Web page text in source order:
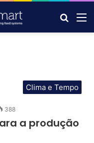
por
Clima e Tempo
388
a produção